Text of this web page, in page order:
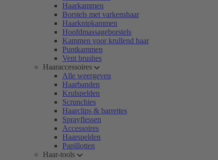
Haarkammen
Borstels met varkenshaar
Haarknipkammen
Hoofdmassageborstels
Kammen voor krullend haar
Puntkammen
Vent brushes
Haaraccessoires
Alle weergeven
Haarbanden
Krulspelden
Scrunchies
Haarclips & barrettes
Sprayflessen
Accessoires
Haarspelden
Papillotten
Haar-tools